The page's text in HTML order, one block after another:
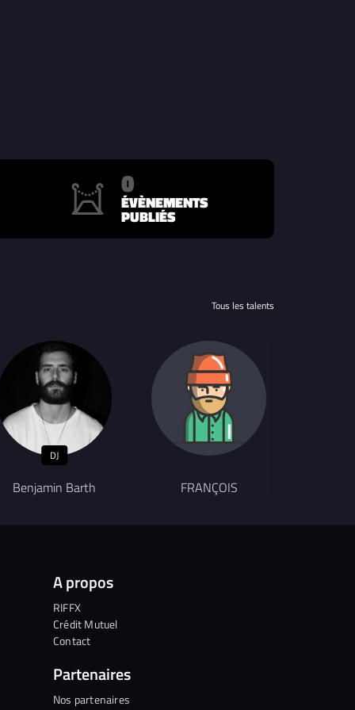
0
ÉVÈNEMENTS
PUBLIÉS
Tous les talents
DJ
Benjamin Barth FRANÇOIS
A propos
RIFFX
Crédit Mutuel
Contact
Partenaires
Nos partenaires